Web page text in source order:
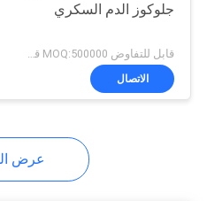
مقياس
10
جلوكوز الدم السكري
قابل للتفاوض MOQ:500000 قطعة
الاتصال
عرض